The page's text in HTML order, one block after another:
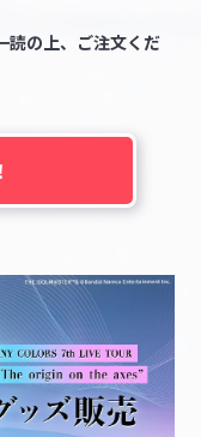
読の上、ご注文くだ